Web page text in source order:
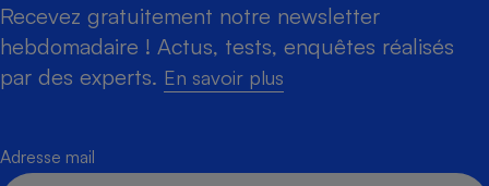
Recevez gratuitement notre newsletter
hebdomadaire ! Actus, tests, enquêtes réalisés
par des experts. En savoir plus
Adresse mail